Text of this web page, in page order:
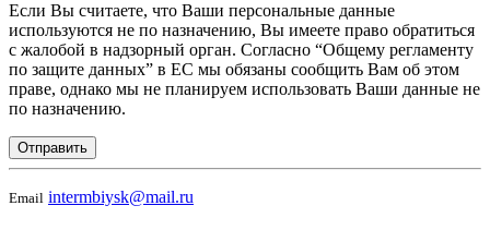
Если Вы считаете, что Ваши персональные данные
используются не по назначению, Вы имеете право обратиться
с жалобой в надзорный орган. Согласно “Общему регламенту
по защите данных” в ЕС мы обязаны сообщить Вам об этом
праве, однако мы не планируем использовать Ваши данные не
по назначению.
Отправить
Email intermbiysk@mail.ru